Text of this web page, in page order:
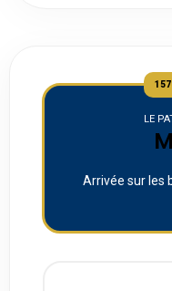
LE
Arrivée sur les